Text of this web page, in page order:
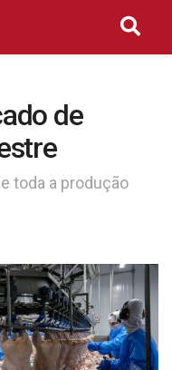
de
toda a produção